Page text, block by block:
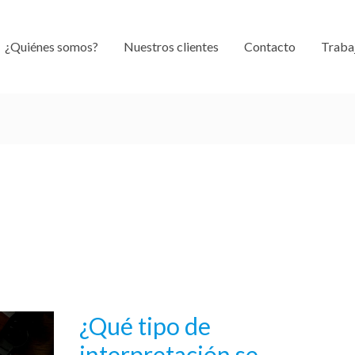
¿Quiénes somos? Nuestros clientes Contacto
¿Qué tipo de
¿Qué
tipo